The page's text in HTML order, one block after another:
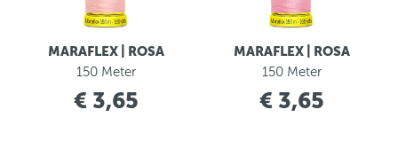
MARAFLEX | ROSA
150 Meter
€ 3,65
MARAFLEX | ROSA
150 Meter
€ 3,65